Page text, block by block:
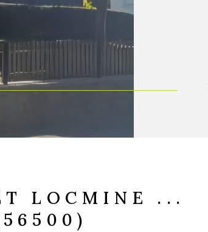
LOCMINE ...